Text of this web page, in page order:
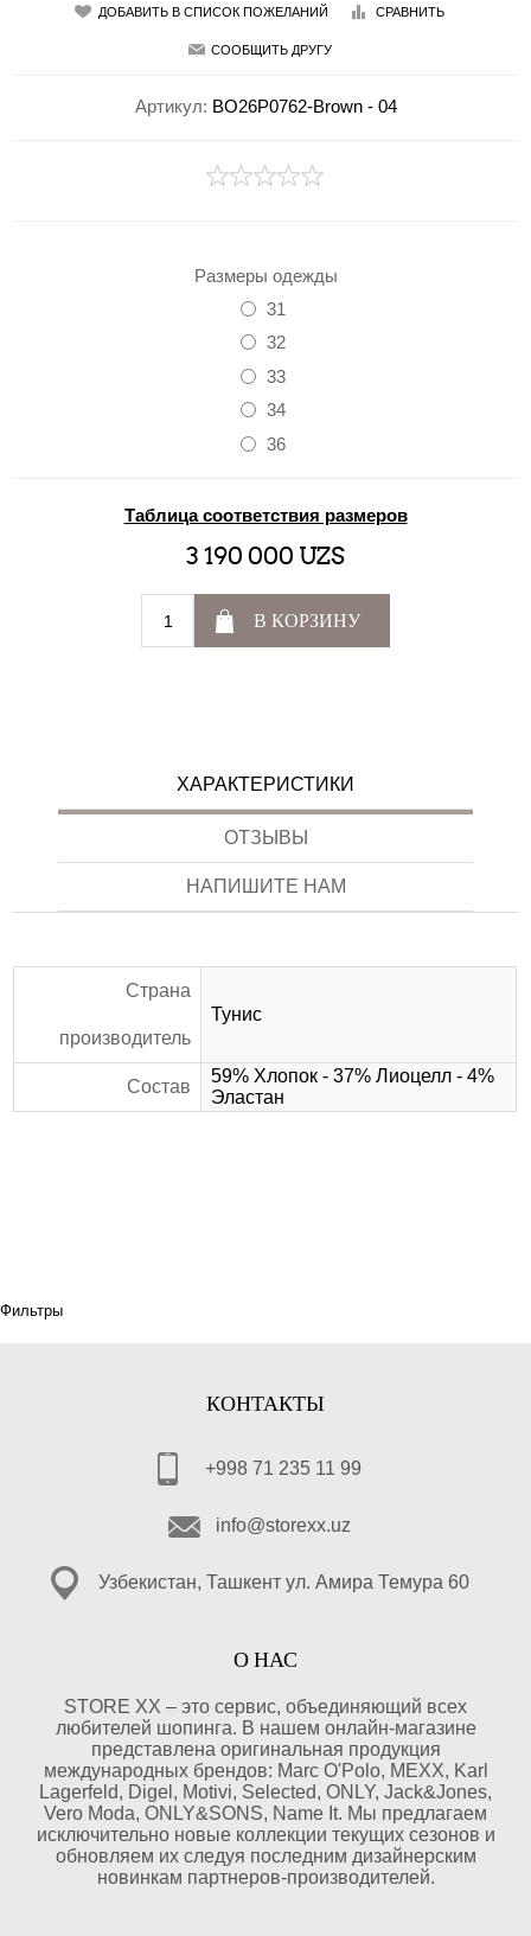
ДОБАВИТЬ В СПИСОК ПОЖЕЛАНИЙ СРАВНИТЬ
СООБЩИТЬ ДРУГУ
Артикул: BO26P0762-Brown - 04
Размеры одежды
31
32
33
34
36
Таблица соответствия размеров
3 190 000 UZS
В КОРЗИНУ
ХАРАКТЕРИСТИКИ
ОТЗЫВЫ
НАПИШИТЕ НАМ
Страна
производитель
Тунис
Состав
59% Хлопок - 37% Лиоцелл - 4%
Эластан
Фильтры
КОНТАКТЫ
+998 71 235 11 99
info@storexx.uz
Узбекистан, Ташкент ул. Амира Темура 60
О НАС
STORE XX – это сервис, объединяющий всех
любителей шопинга. В нашем онлайн-магазине
представлена оригинальная продукция
международных брендов: Marc O'Polo, MEXX, Karl
Lagerfeld, Digel, Motivi, Selected, ONLY, Jack&Jones,
Vero Moda, ONLY&SONS, Name It. Мы предлагаем
исключительно новые коллекции текущих сезонов и
обновляем их следуя последним дизайнерским
новинкам партнеров-производителей.